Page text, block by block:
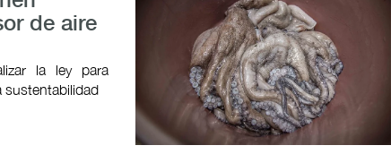
de aire
la ley para
sustentabilidad